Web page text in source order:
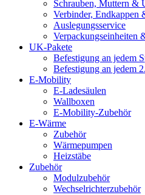
Schrauben, Muttern &
Verbinder, Endkappen
Auslegungsservice
Verpackungseinheiten
UK-Pakete
Befestigung an jedem
Befestigung an jedem
E-Mobility
E-Ladesäulen
Wallboxen
E-Mobility-Zubehör
E-Wärme
Zubehör
Wärmepumpen
Heizstäbe
Zubehör
Modulzubehör
Wechselrichterzubehör